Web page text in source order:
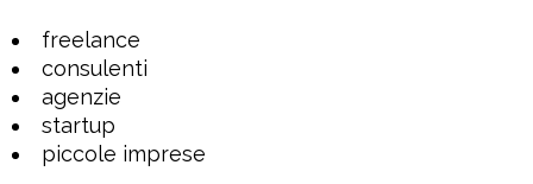
freelance
consulenti
agenzie
startup
piccole imprese